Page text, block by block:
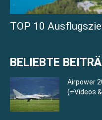
TOP 10
BELIEBTE
Airpower
(+Videos